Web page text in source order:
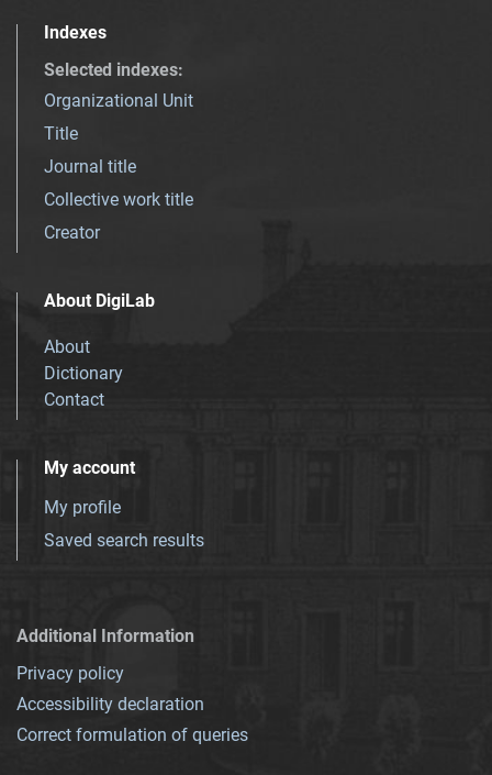
Indexes
Selected indexes:
Organizational Unit
Title
Journal title
Collective work title
Creator
About DigiLab
About
Dictionary
Contact
My account
My profile
Saved search results
Additional Information
Privacy policy
Accessibility declaration
Correct formulation of queries